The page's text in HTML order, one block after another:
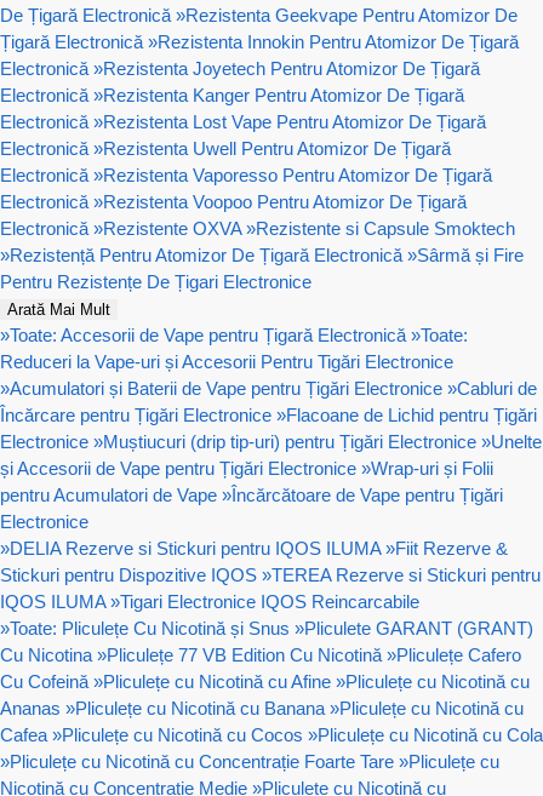
De Țigară Electronică »Rezistenta Geekvape Pentru Atomizor De
Țigară Electronică »Rezistenta Innokin Pentru Atomizor De Țigară
Electronică »Rezistenta Joyetech Pentru Atomizor De Țigară
Electronică »Rezistenta Kanger Pentru Atomizor De Țigară
Electronică »Rezistenta Lost Vape Pentru Atomizor De Țigară
Electronică »Rezistenta Uwell Pentru Atomizor De Țigară
Electronică »Rezistenta Vaporesso Pentru Atomizor De Țigară
Electronică »Rezistenta Voopoo Pentru Atomizor De Țigară
Electronică »Rezistente OXVA »Rezistente si Capsule Smoktech
»Rezistență Pentru Atomizor De Țigară Electronică »Sârmă și Fire
Pentru Rezistențe De Țigari Electronice
Arată Mai Mult
»Toate: Accesorii de Vape pentru Țigară Electronică »Toate:
Reduceri la Vape-uri și Accesorii Pentru Tigări Electronice
»Acumulatori și Baterii de Vape pentru Țigări Electronice »Cabluri de
Încărcare pentru Țigări Electronice »Flacoane de Lichid pentru Țigări
Electronice »Muștiucuri (drip tip-uri) pentru Țigări Electronice »Unelte
și Accesorii de Vape pentru Țigări Electronice »Wrap-uri și Folii
pentru Acumulatori de Vape »Încărcătoare de Vape pentru Țigări
Electronice
»DELIA Rezerve si Stickuri pentru IQOS ILUMA »Fiit Rezerve &
Stickuri pentru Dispozitive IQOS »TEREA Rezerve si Stickuri pentru
IQOS ILUMA »Tigari Electronice IQOS Reincarcabile
»Toate: Pliculețe Cu Nicotină și Snus »Pliculete GARANT (GRANT)
Cu Nicotina »Pliculețe 77 VB Edition Cu Nicotină »Pliculețe Cafero
Cu Cofeină »Pliculețe cu Nicotină cu Afine »Pliculețe cu Nicotină cu
Ananas »Pliculețe cu Nicotină cu Banana »Pliculețe cu Nicotină cu
Cafea »Pliculețe cu Nicotină cu Cocos »Pliculețe cu Nicotină cu Cola
»Pliculețe cu Nicotină cu Concentrație Foarte Tare »Pliculețe cu
Nicotină cu Concentrație Medie »Pliculețe cu Nicotină cu